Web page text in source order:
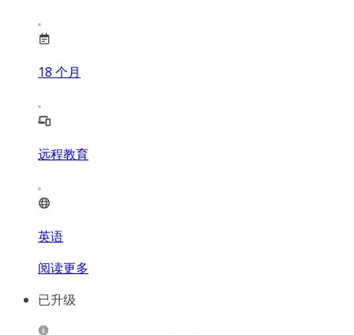
18 个月
远程教育
英语
阅读更多
已升级